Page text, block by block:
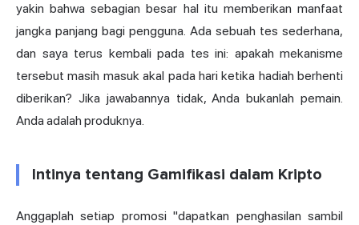
yakin bahwa sebagian besar hal itu memberikan manfaat
jangka panjang bagi pengguna. Ada sebuah tes sederhana,
dan saya terus kembali pada tes ini: apakah mekanisme
tersebut masih masuk akal pada hari ketika hadiah berhenti
diberikan? Jika jawabannya tidak, Anda bukanlah pemain.
Anda adalah produknya.
Intinya tentang Gamifikasi dalam Kripto
Anggaplah setiap promosi "dapatkan penghasilan sambil